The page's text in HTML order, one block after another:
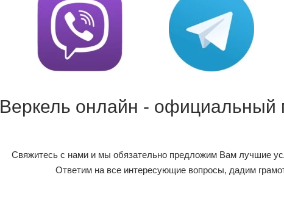
Веркель онлайн - официальный
Свяжитесь с нами и мы обязательно предложим Вам лучшие
Ответим на все интересующие вопросы, дадим